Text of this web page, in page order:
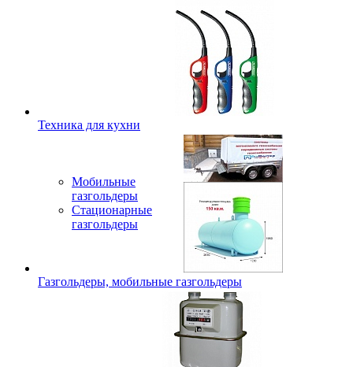
Техника для кухни
Мобильные
газгольдеры
Стационарные
газгольдеры
Газгольдеры, мобильные газгольдеры